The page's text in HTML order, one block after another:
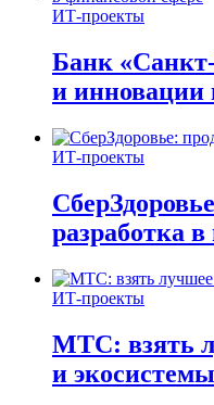
ИТ-проекты
Банк
и инновации
ИТ-проекты
разработка в
ИТ-проекты
МТС: взять
и экосистемы